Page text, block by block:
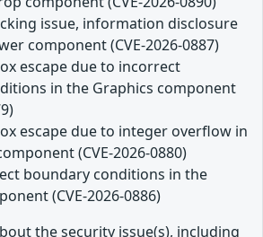
issue, information disclosure
component (CVE-2026-0887)
escape due to incorrect
in the Graphics component
escape due to integer overflow in
(CVE-2026-0880)
boundary conditions in the
(CVE-2026-0886)
the security issue(s), including